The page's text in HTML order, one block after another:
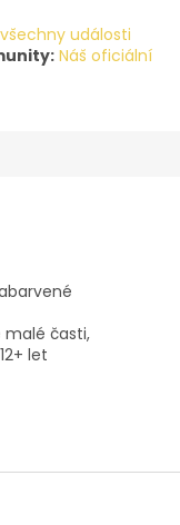
události
Náš oficiální
malé časti,
let